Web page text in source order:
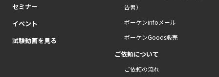
セミナー
イベント
試験動画を見る
告書）
ボーケンinfoメール
ボーケンGoods販売
ご依頼について
ご依頼の流れ